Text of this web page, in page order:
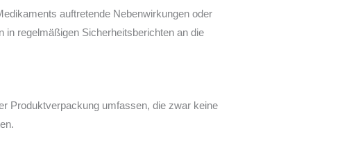
auftretende Nebenwirkungen oder
in regelmäßigen Sicherheitsberichten an die
Produktverpackung umfassen, die zwar keine